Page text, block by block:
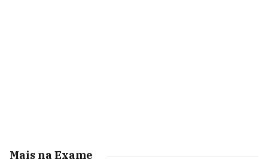
Mais na Exame